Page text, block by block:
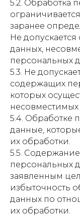
5.2. Обработка
заранее
Не
данных,
персональных
5.3. Не
содержащих
которых
5.4. Обработке
данные,
их обработки.
5.5.
персональных
заявленным
избыточность
данных по
их обработки.